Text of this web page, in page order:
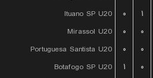
Ituano SP U20
۰ ۱
Mirassol U20
۰ ۰
Portuguesa Santista U20
۰ ۰
Botafogo SP U20
۱ ۰